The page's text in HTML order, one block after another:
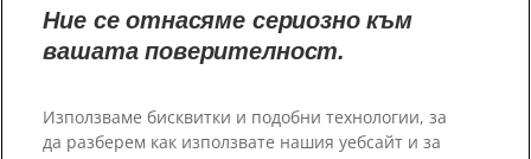
Пратньорски приюти
Ние се отнасяме сериозно към
вашата поверителност.
Използваме бисквитки и подобни технологии, за
да разберем как използвате нашия уебсайт и за